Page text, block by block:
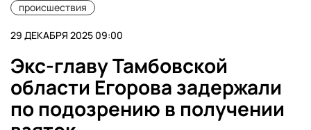
происшествия
29 ДЕКАБРЯ 2025 09:00
Экс-главу Тамбовской
области Егорова задержали
по подозрению в получении